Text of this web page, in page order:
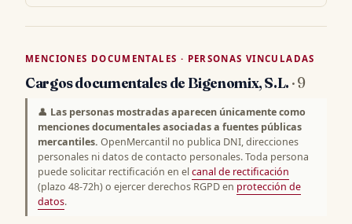
MENCIONES DOCUMENTALES · PERSONAS VINCULADAS
Cargos documentales de Bigenomix, S.L. · 9
👤 Las personas mostradas aparecen únicamente como
menciones documentales asociadas a fuentes públicas
mercantiles. OpenMercantil no publica DNI, direcciones
personales ni datos de contacto personales. Toda persona
puede solicitar rectificación en elcanal de rectificación
(plazo 48-72h) o ejercer derechos RGPD en protección de
datos.